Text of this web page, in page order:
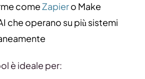
comeZapiero Make
che operano su più sistemi
è ideale per: